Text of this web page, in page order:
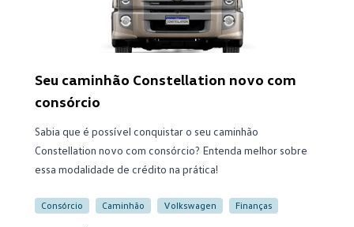
Seu caminhão Constellation novo com
consórcio
Sabia que é possível conquistar o seu caminhão
Constellation novo com consórcio? Entenda melhor sobre
essa modalidade de crédito na prática!
Consórcio Caminhão Volkswagen Finanças